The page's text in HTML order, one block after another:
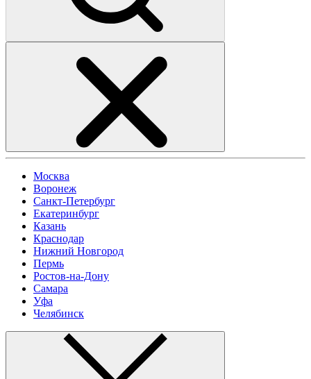
Москва
Воронеж
Санкт-Петербург
Екатеринбург
Казань
Краснодар
Нижний Новгород
Пермь
Ростов-на-Дону
Самара
Уфа
Челябинск